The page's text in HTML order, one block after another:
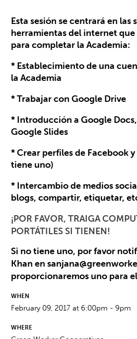
Esta sesión se centrará en las
herramientas del internet que
para completar la Academia:
* Establecimiento de una
la Academia
* Trabajar con Google Drive
* Introducción a Google
Google Slides
* Crear perfiles de Facebook
tiene uno)
* Intercambio de medios
blogs, compartir, etiquetar,
¡POR FAVOR, TRAIGA
PORTÁTILES SI TIENEN!
Si no tiene uno, por favor
Khan en
proporcionaremos uno para
WHEN
February 09, 2017 at 6:00pm - 9pm
WHERE